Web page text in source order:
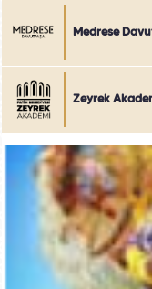
Medrese
Zeyrek